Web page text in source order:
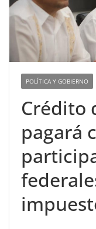
POLÍTICA Y GOBIERNO
Crédito
pagará